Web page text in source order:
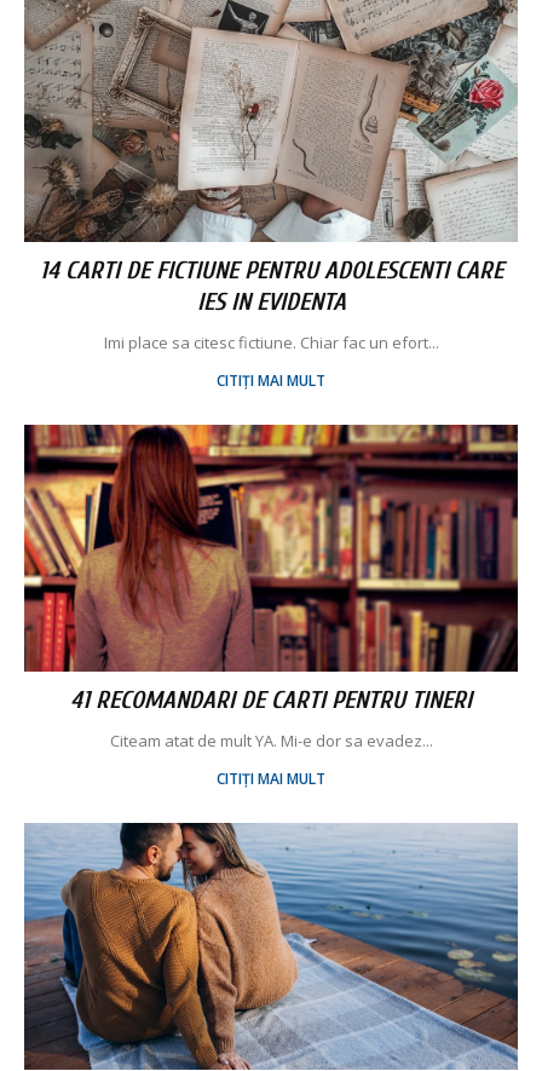
14 CARTI DE FICTIUNE PENTRU ADOLESCENTI CARE
IES IN EVIDENTA
Imi place sa citesc fictiune. Chiar fac un efort...
CITIȚI MAI MULT
41 RECOMANDARI DE CARTI PENTRU TINERI
Citeam atat de mult YA. Mi-e dor sa evadez...
CITIȚI MAI MULT